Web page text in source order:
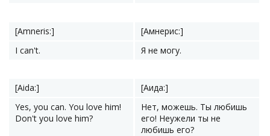
[Amneris:]
[Амнерис:]
I can't.
Я не могу.
[Aida:]
[Аида:]
Yes, you can. You love him!
Don't you love him?
Нет, можешь. Ты любишь
его! Неужели ты не
любишь его?